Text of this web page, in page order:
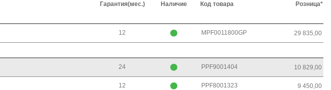
Гарантия(мес.) Наличие Код товара Розница*
12 MPF0011800GP 29 835,00
24 PPF9001404 10 829,00
12 PPF8001323 9 450,00